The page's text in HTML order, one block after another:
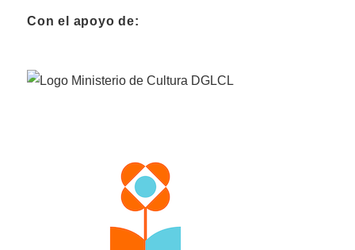
Con el apoyo de: